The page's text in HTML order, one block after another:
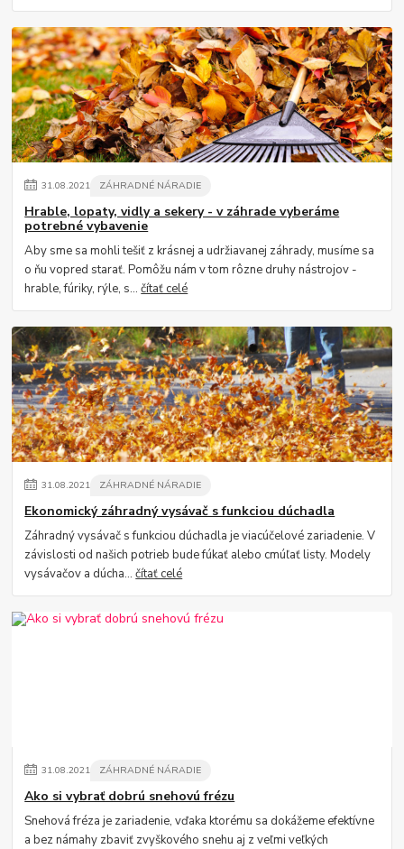
31.08.2021 ZÁHRADNÉ NÁRADIE
Hrable, lopaty, vidly a sekery - v záhrade vyberáme
potrebné vybavenie
Aby sme sa mohli tešiť z krásnej a udržiavanej záhrady, musíme sa
o ňu vopred starať. Pomôžu nám v tom rôzne druhy nástrojov -
hrable, fúriky, rýle, s...čítať celé
31.08.2021 ZÁHRADNÉ NÁRADIE
Ekonomický záhradný vysávač s funkciou dúchadla
Záhradný vysávač s funkciou dúchadla je viacúčelové zariadenie. V
závislosti od našich potrieb bude fúkať alebo cmúľať listy. Modely
vysávačov a dúcha...čítať celé
31.08.2021 ZÁHRADNÉ NÁRADIE
Ako si vybrať dobrú snehovú frézu
Snehová fréza je zariadenie, vďaka ktorému sa dokážeme efektívne
a bez námahy zbaviť zvyškového snehu aj z veľmi veľkých